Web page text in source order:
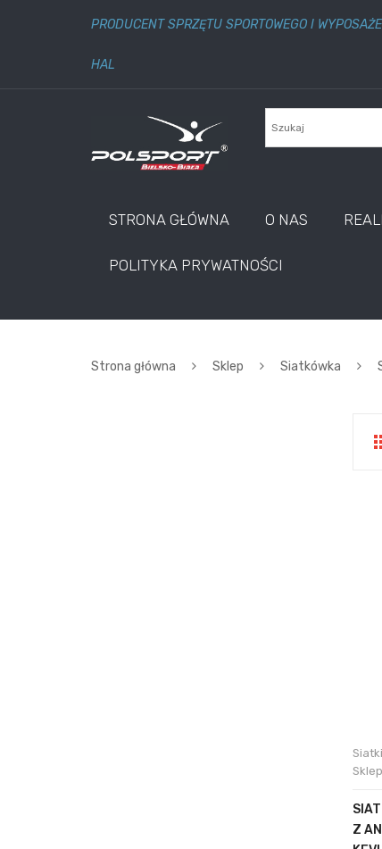
PRODUCENT SPRZĘTU SPORTOWEGO I
HAL
STRONA GŁÓWNA O NAS
POLITYKA PRYWATNOŚCI
Strona główna Sklep Siatkówka
Sklep
Z